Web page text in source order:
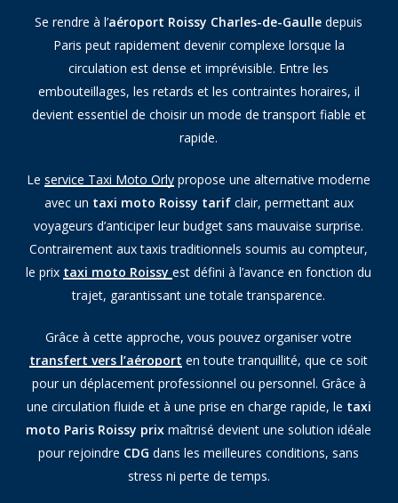
Se rendre à l’aéroport Roissy Charles-de-Gaulle depuis
Paris peut rapidement devenir complexe lorsque la
circulation est dense et imprévisible. Entre les
embouteillages, les retards et les contraintes horaires, il
devient essentiel de choisir un mode de transport fiable et
rapide.
Leservice Taxi Moto Orly propose une alternative moderne
avec un taxi moto Roissy tarifclair, permettant aux
voyageurs d’anticiper leur budget sans mauvaise surprise.
Contrairement aux taxis traditionnels soumis au compteur,
le prix taxi moto Roissyest défini à l’avance en fonction du
trajet, garantissant une totale transparence.
Grâce à cette approche, vous pouvez organiser votre
transfert vers l’aéroport en toute tranquillité, que ce soit
pour un déplacement professionnel ou personnel. Grâce à
une circulation fluide et à une prise en charge rapide, le taxi
moto Paris Roissy prixmaîtrisé devient une solution idéale
pour rejoindre CDGdans les meilleures conditions, sans
stress ni perte de temps.